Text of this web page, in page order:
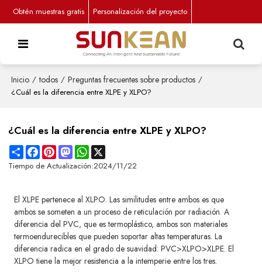
Obtén muestras gratis Personalización del proyecto
Inicio / todos / Preguntas frecuentes sobre productos /
¿Cuál es la diferencia entre XLPE y XLPO?
¿Cuál es la diferencia entre XLPE y XLPO?
ShareFacebookPinterestMastodonWhatsApp
Tiempo de Actualización:2024/11/22
El XLPE pertenece al XLPO. Las similitudes entre ambos es que
ambos se someten a un proceso de reticulación por radiación. A
diferencia del PVC, que es termoplástico, ambos son materiales
termoendurecibles que pueden soportar altas temperaturas. La
diferencia radica en el grado de suavidad: PVC>XLPO>XLPE. El
XLPO tiene la mejor resistencia a la intemperie entre los tres.